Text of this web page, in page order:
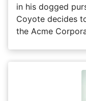
in his dogged
Coyote decides
the Acme